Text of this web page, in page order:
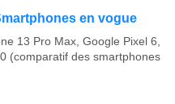
en vogue
13 Pro Max, Google Pixel 6,
(comparatif des smartphones